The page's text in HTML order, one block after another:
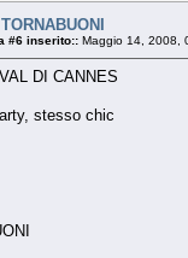
#6 inserito:: Maggio 14, 2008,
DI CANNES
stesso chic